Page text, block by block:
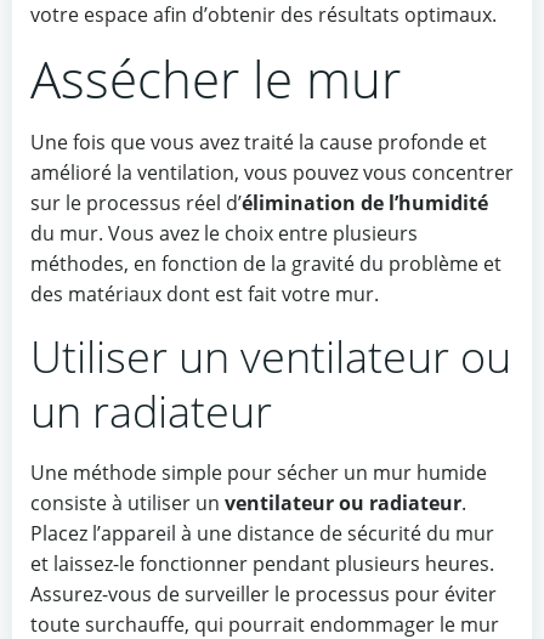
votre espace afin d’obtenir des résultats optimaux.
Assécher le mur
Une fois que vous avez traité la cause profonde et
amélioré la ventilation, vous pouvez vous concentrer
sur le processus réel d’élimination de l’humidité
du mur. Vous avez le choix entre plusieurs
méthodes, en fonction de la gravité du problème et
des matériaux dont est fait votre mur.
Utiliser un ventilateur ou
un radiateur
Une méthode simple pour sécher un mur humide
consiste à utiliser un ventilateur ou radiateur.
Placez l’appareil à une distance de sécurité du mur
et laissez-le fonctionner pendant plusieurs heures.
Assurez-vous de surveiller le processus pour éviter
toute surchauffe, qui pourrait endommager le mur